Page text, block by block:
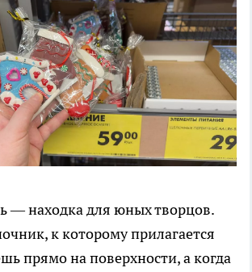
— находка для юных творцов.
к которому прилагается
прямо на поверхности, а когда